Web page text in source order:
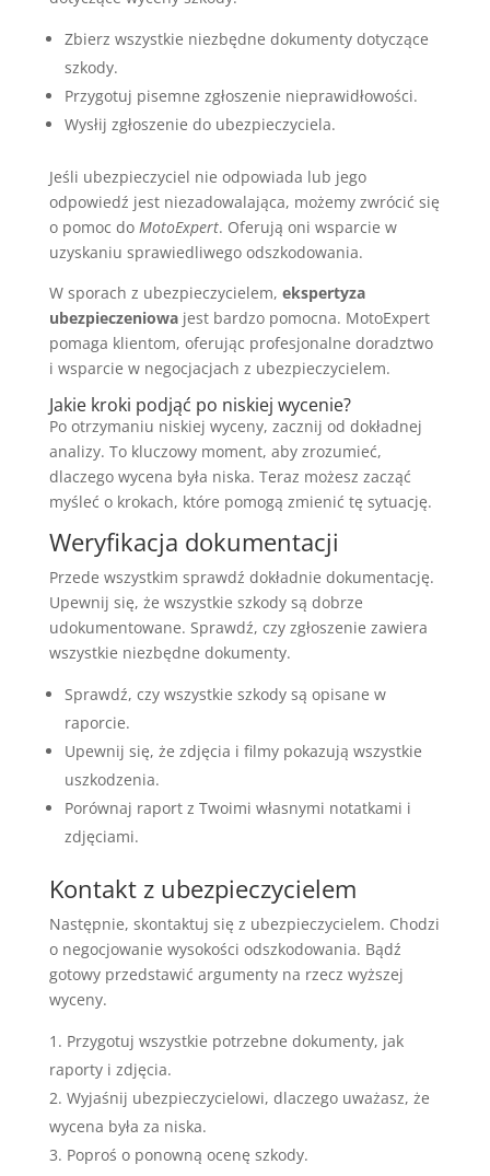
Zbierz wszystkie niezbędne dokumenty dotyczące
szkody.
Przygotuj pisemne zgłoszenie nieprawidłowości.
Wysłij zgłoszenie do ubezpieczyciela.
Jeśli ubezpieczyciel nie odpowiada lub jego
odpowiedź jest niezadowalająca, możemy zwrócić się
o pomoc do MotoExpert. Oferują oni wsparcie w
uzyskaniu sprawiedliwego odszkodowania.
W sporach z ubezpieczycielem, ekspertyza
ubezpieczeniowajest bardzo pomocna. MotoExpert
pomaga klientom, oferując profesjonalne doradztwo
i wsparcie w negocjacjach z ubezpieczycielem.
Jakie kroki podjąć po niskiej wycenie?
Po otrzymaniu niskiej wyceny, zacznij od dokładnej
analizy. To kluczowy moment, aby zrozumieć,
dlaczego wycena była niska. Teraz możesz zacząć
myśleć o krokach, które pomogą zmienić tę sytuację.
Weryfikacja dokumentacji
Przede wszystkim sprawdź dokładnie dokumentację.
Upewnij się, że wszystkie szkody są dobrze
udokumentowane. Sprawdź, czy zgłoszenie zawiera
wszystkie niezbędne dokumenty.
Sprawdź, czy wszystkie szkody są opisane w
raporcie.
Upewnij się, że zdjęcia i filmy pokazują wszystkie
uszkodzenia.
Porównaj raport z Twoimi własnymi notatkami i
zdjęciami.
Kontakt z ubezpieczycielem
Następnie, skontaktuj się z ubezpieczycielem. Chodzi
o negocjowanie wysokości odszkodowania. Bądź
gotowy przedstawić argumenty na rzecz wyższej
wyceny.
Przygotuj wszystkie potrzebne dokumenty, jak
raporty i zdjęcia.
Wyjaśnij ubezpieczycielowi, dlaczego uważasz, że
wycena była za niska.
Poproś o ponowną ocenę szkody.